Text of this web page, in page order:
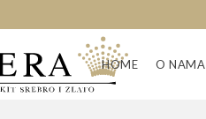
HOME O NAMA